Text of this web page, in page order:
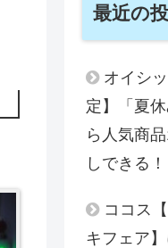
最近の
オイシ
定】「夏
ら人気商
しできる！
ココス
キフェア